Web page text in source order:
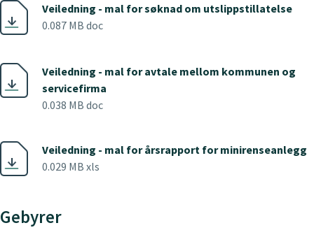
Veiledning - mal for søknad om utslippstillatelse
0.087 MB doc
Veiledning - mal for avtale mellom kommunen og
servicefirma
0.038 MB doc
Veiledning - mal for årsrapport for minirenseanlegg
0.029 MB xls
Gebyrer